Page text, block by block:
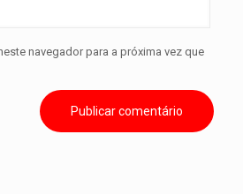
navegador para a próxima vez que